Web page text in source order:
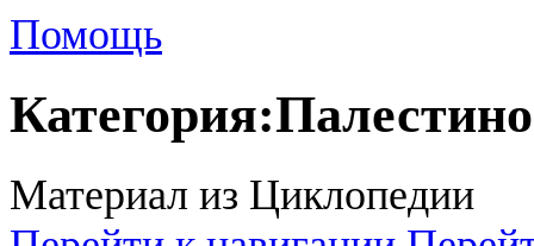
Помощь
Категория:
Материал из Циклопедии